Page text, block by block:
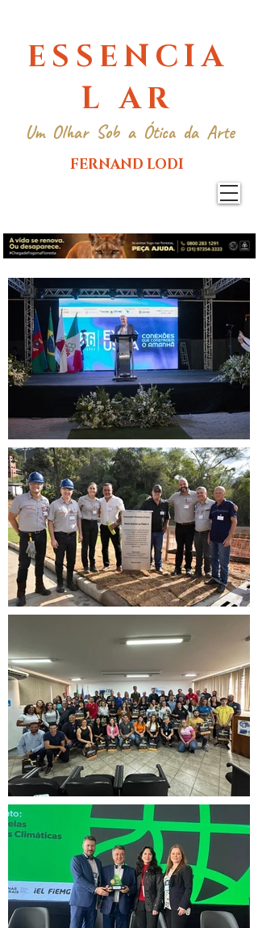
ESSENCIA
L AR
Um Olhar Sob a Ótica da Arte
FERNAND LODI